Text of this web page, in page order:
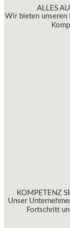
ALLES
Wir bieten unseren
KOMPETENZ
Unser
Fortschritt